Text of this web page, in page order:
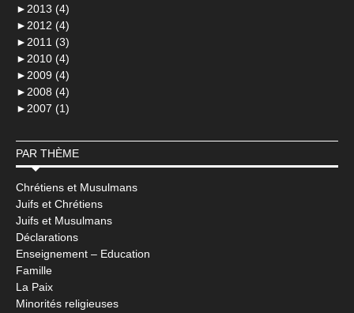
► 2013 (4)
► 2012 (4)
► 2011 (3)
► 2010 (4)
► 2009 (4)
► 2008 (4)
► 2007 (1)
PAR THÈME
Chrétiens et Musulmans
Juifs et Chrétiens
Juifs et Musulmans
Déclarations
Enseignement – Education
Famille
La Paix
Minorités religieuses